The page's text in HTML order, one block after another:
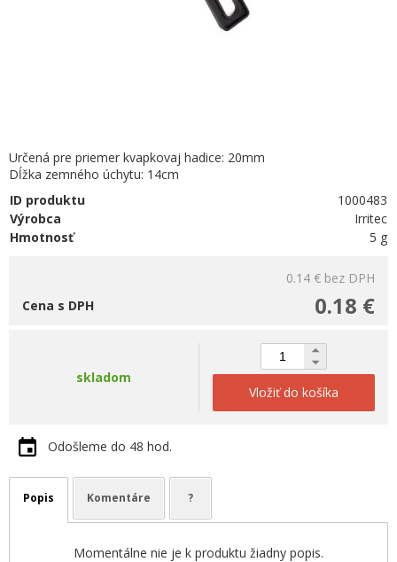
Určená pre priemer kvapkovaj hadice: 20mm
Dĺžka zemného úchytu: 14cm
ID produktu
1000483
Výrobca
Irritec
Hmotnosť
5 g
0.14 € bez DPH
0.18 €
Cena s DPH
skladom
Vložiť do košíka
Odošleme do 48 hod.
Popis Komentáre ?
Momentálne nie je k produktu žiadny popis.